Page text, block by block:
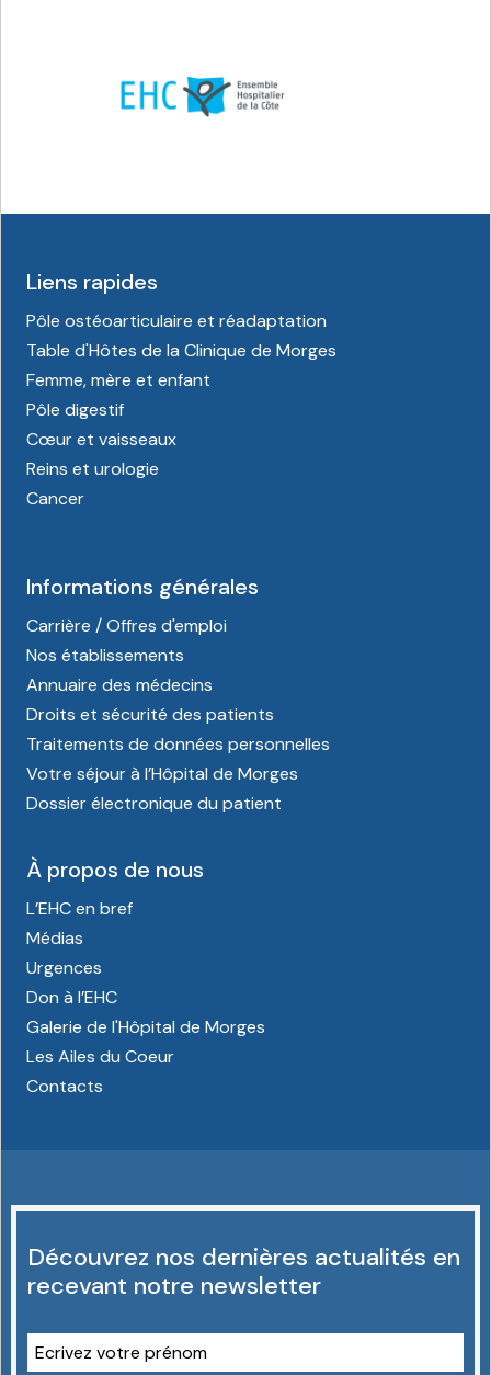
Liens rapides
Pôle ostéoarticulaire et réadaptation
Table d'Hôtes de la Clinique de Morges
Femme, mère et enfant
Pôle digestif
Cœur et vaisseaux
Reins et urologie
Cancer
Informations générales
Carrière / Offres d'emploi
Nos établissements
Annuaire des médecins
Droits et sécurité des patients
Traitements de données personnelles
Votre séjour à l’Hôpital de Morges
Dossier électronique du patient
À propos de nous
L’EHC en bref
Médias
Urgences
Don à l’EHC
Galerie de l'Hôpital de Morges
Les Ailes du Coeur
Contacts
Découvrez nos dernières actualités en
recevant notre newsletter